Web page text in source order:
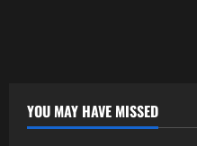
YOU MAY HAVE MISSED